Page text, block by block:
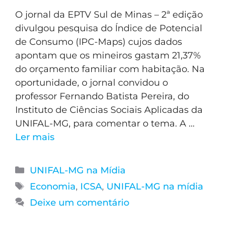
O jornal da EPTV Sul de Minas – 2ª edição
divulgou pesquisa do Índice de Potencial
de Consumo (IPC-Maps) cujos dados
apontam que os mineiros gastam 21,37%
do orçamento familiar com habitação. Na
oportunidade, o jornal convidou o
professor Fernando Batista Pereira, do
Instituto de Ciências Sociais Aplicadas da
UNIFAL-MG, para comentar o tema. A …
Ler mais
UNIFAL-MG na Mídia
Economia, ICSA, UNIFAL-MG na mídia
Deixe um comentário